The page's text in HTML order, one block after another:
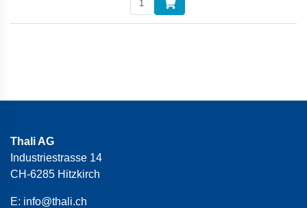
Thali AG
Industriestrasse 14
CH-6285 Hitzkirch
E: info@thali.ch